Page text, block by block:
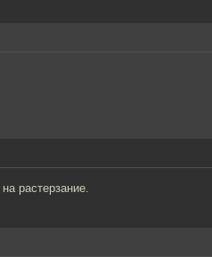
растерзание.